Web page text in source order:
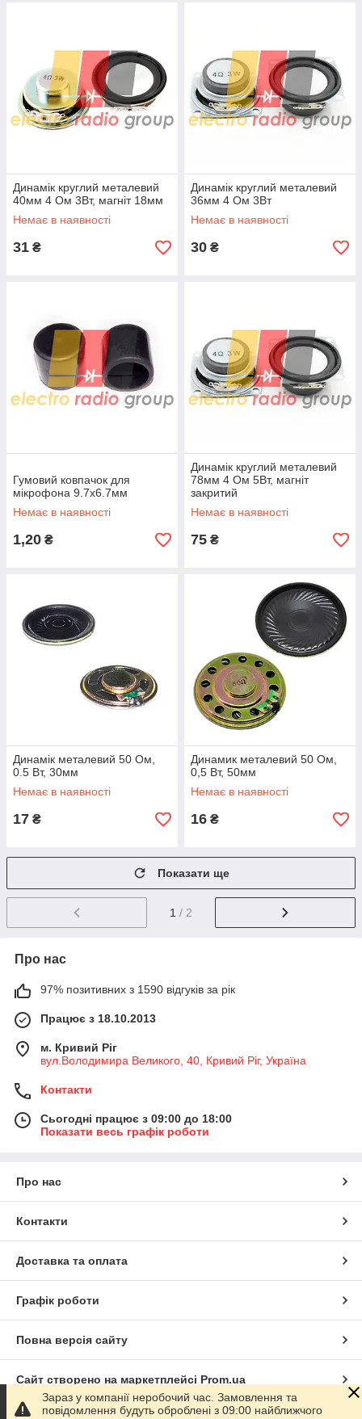
Динамік круглий металевий
40мм 4 Ом 3Вт, магніт 18мм
Немає в наявності
31 ₴
Динамік круглий металевий
36мм 4 Ом 3Вт
Немає в наявності
30 ₴
Гумовий ковпачок для
мікрофона 9.7х6.7мм
Немає в наявності
1,20 ₴
Динамік круглий металевий
78мм 4 Ом 5Вт, магніт
закритий
Немає в наявності
75 ₴
Динамік металевий 50 Ом,
0.5 Вт, 30мм
Немає в наявності
17 ₴
Динамик металевий 50 Ом,
0,5 Вт, 50мм
Немає в наявності
16 ₴
Показати ще
1 / 2
Про нас
97% позитивних з 1590 відгуків за рік
Працює з 18.10.2013
м. Кривий Ріг
вул.Володимира Великого, 40, Кривий Ріг, Україна
Контакти
Сьогодні працює з 09:00 до 18:00
Показати весь графік роботи
Про нас
Контакти
Доставка та оплата
Графік роботи
Повна версія сайту
Сайт створено на маркетплейсі Prom.ua
Зараз у компанії неробочий час. Замовлення та
повідомлення будуть оброблені з 09:00 найближчого